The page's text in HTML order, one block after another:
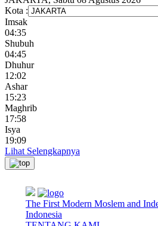
Kota :
Imsak
04:35
Shubuh
04:45
Dhuhur
12:02
Ashar
15:23
Maghrib
17:58
Isya
19:09
Lihat Selengkapnya
The First Modern Moslem and
Indonesia